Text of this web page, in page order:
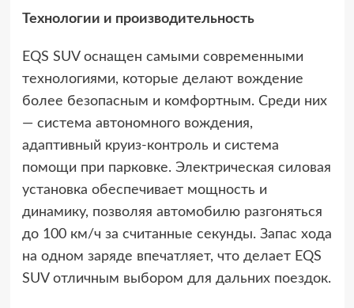
Технологии и производительность
EQS SUV оснащен самыми современными
технологиями, которые делают вождение
более безопасным и комфортным. Среди них
— система автономного вождения,
адаптивный круиз-контроль и система
помощи при парковке. Электрическая силовая
установка обеспечивает мощность и
динамику, позволяя автомобилю разгоняться
до 100 км/ч за считанные секунды. Запас хода
на одном заряде впечатляет, что делает EQS
SUV отличным выбором для дальних поездок.